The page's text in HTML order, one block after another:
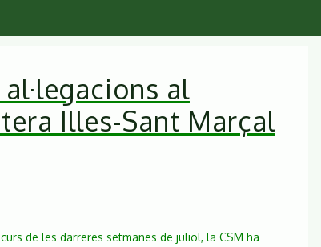
al
Illes-Sant Marçal
de les darreres setmanes de juliol, la CSM ha